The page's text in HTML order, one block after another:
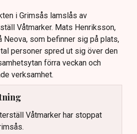
i Grimsås lamslås av
Våtmarker. Mats Henriksson,
Neova, som befinner sig på plats,
personer spred ut sig över den
förra veckan och
verksamhet.
Våtmarker har stoppat